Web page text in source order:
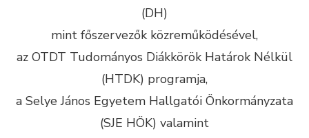
(DH)
mint főszervezők közreműködésével,
az OTDT Tudományos Diákkörök Határok Nélkül
(HTDK) programja,
a Selye János Egyetem Hallgatói Önkormányzata
(SJE HÖK) valamint